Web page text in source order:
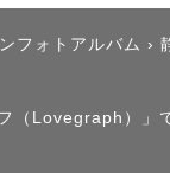
フォトアルバム ›
（Lovegraph）